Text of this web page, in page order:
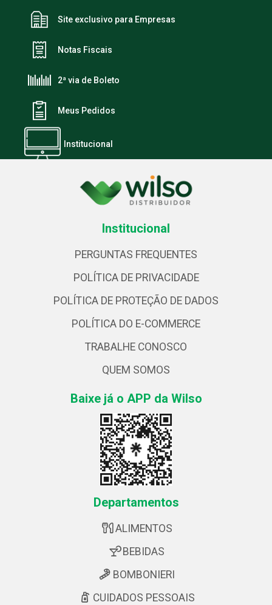
Site exclusivo para Empresas
Notas Fiscais
2ª via de Boleto
Meus Pedidos
Institucional
Institucional
PERGUNTAS FREQUENTES
POLÍTICA DE PRIVACIDADE
POLÍTICA DE PROTEÇÃO DE DADOS
POLÍTICA DO E-COMMERCE
TRABALHE CONOSCO
QUEM SOMOS
Baixe já o APP da Wilso
Departamentos
ALIMENTOS
BEBIDAS
BOMBONIERI
CUIDADOS PESSOAIS